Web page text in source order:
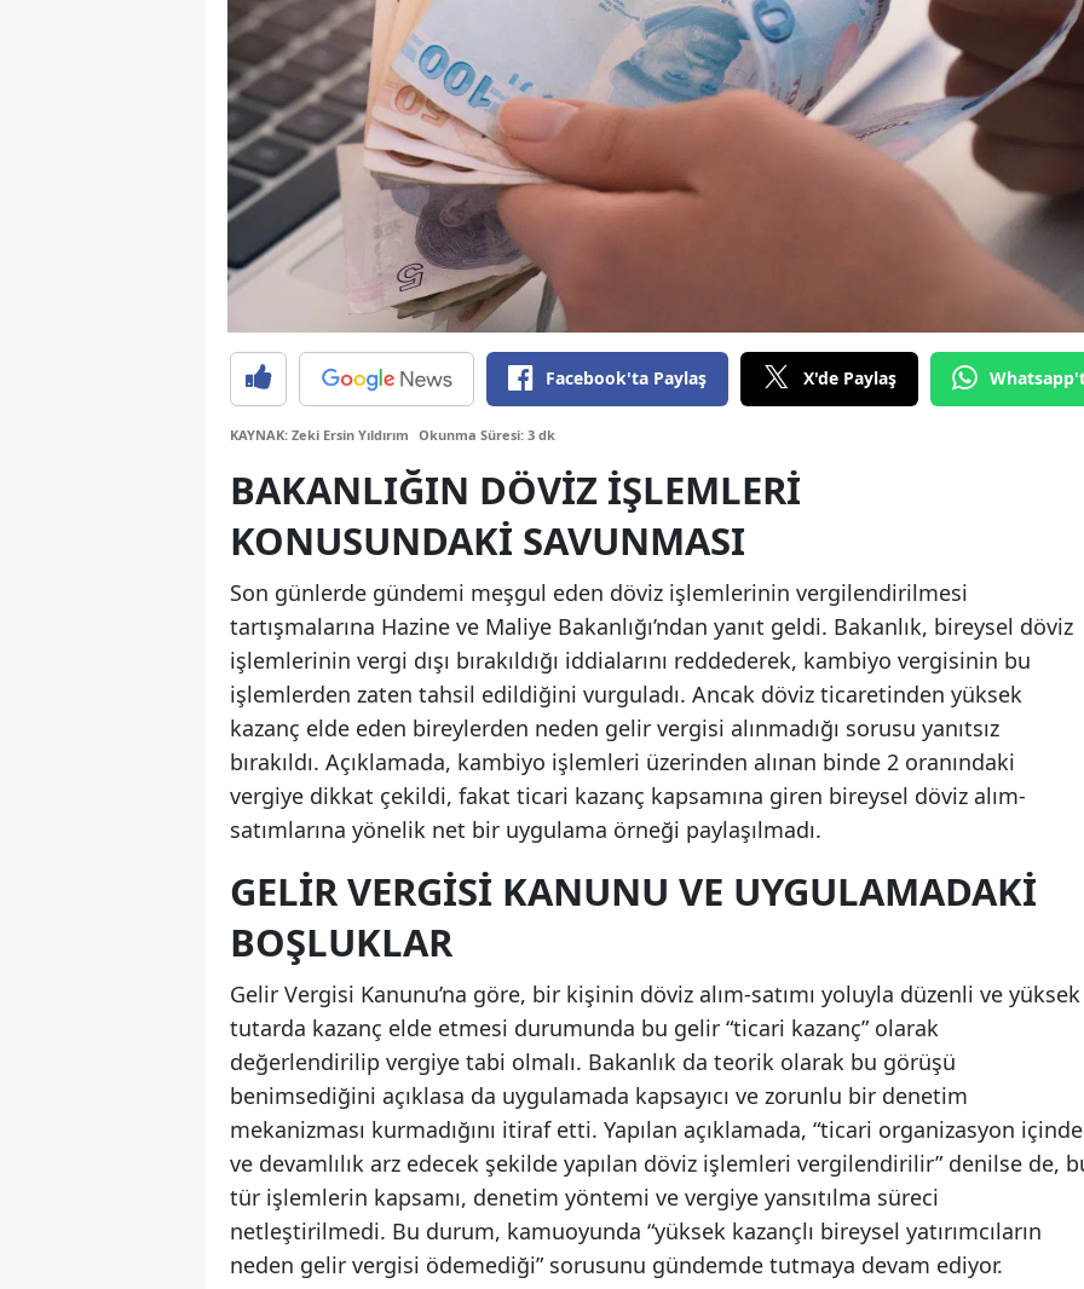
Burdur
Bursa
Çanakkale
Edirne
Elazığ
Erzurum
Gaziantep
Giresun
Gümüşhane
Hakkari
Hatay
Mersin
İzmir
Kars
Kastamonu
Kayseri
Kırklareli
Kırşehir
Facebook'ta Paylaş X'de Paylaş
KAYNAK: Zeki Ersin Yıldırım Okunma Süresi: 3 dk
BAKANLIĞIN DÖVIZ İŞLEMLERI
KONUSUNDAKI SAVUNMASI
Son günlerde gündemi meşgul eden döviz işlemlerinin vergilendirilmesi
tartışmalarına Hazine ve Maliye Bakanlığı’ndan yanıt geldi. Bakanlık, bireysel döviz
işlemlerinin vergi dışı bırakıldığı iddialarını reddederek, kambiyo vergisinin bu
işlemlerden zaten tahsil edildiğini vurguladı. Ancak döviz ticaretinden yüksek
kazanç elde eden bireylerden neden gelir vergisi alınmadığı sorusu yanıtsız
bırakıldı. Açıklamada, kambiyo işlemleri üzerinden alınan binde 2 oranındaki
vergiye dikkat çekildi, fakat ticari kazanç kapsamına giren bireysel döviz alım-
satımlarına yönelik net bir uygulama örneği paylaşılmadı.
GELIR VERGISI KANUNU VE UYGULAMADAKI
BOŞLUKLAR
Gelir Vergisi Kanunu’na göre, bir kişinin döviz alım-satımı yoluyla düzenli ve yüksek
tutarda kazanç elde etmesi durumunda bu gelir “ticari kazanç” olarak
değerlendirilip vergiye tabi olmalı. Bakanlık da teorik olarak bu görüşü
benimsediğini açıklasa da uygulamada kapsayıcı ve zorunlu bir denetim
mekanizması kurmadığını itiraf etti. Yapılan açıklamada, “ticari organizasyon içinde
ve devamlılık arz edecek şekilde yapılan döviz işlemleri vergilendirilir” denilse de,
tür işlemlerin kapsamı, denetim yöntemi ve vergiye yansıtılma süreci
netleştirilmedi. Bu durum, kamuoyunda “yüksek kazançlı bireysel yatırımcıların
neden gelir vergisi ödemediği” sorusunu gündemde tutmaya devam ediyor.